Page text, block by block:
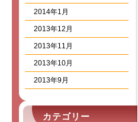
2014年1月
2013年12月
2013年11月
2013年10月
2013年9月
カテゴリー